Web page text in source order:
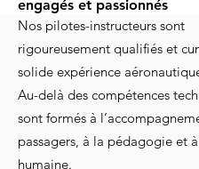
engagés et passionnés
Nos pilotes-instructeurs sont
rigoureusement qualifiés et
solide expérience
Au-delà des compétences
sont formés à
passagers, à la pédagogie et
humaine.